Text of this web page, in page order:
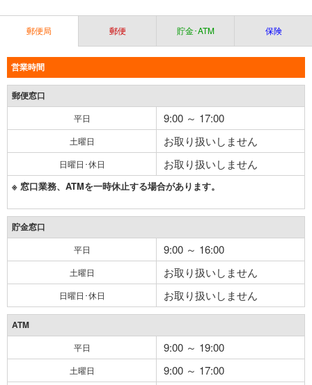
郵便局 郵便 貯金･ATM 保険
営業時間
郵便窓口
平日 9:00 ～ 17:00
土曜日 お取り扱いしません
日曜日･休日 お取り扱いしません
※ 窓口業務、ATMを一時休止する場合があります。
貯金窓口
平日 9:00 ～ 16:00
土曜日 お取り扱いしません
日曜日･休日 お取り扱いしません
ATM
平日 9:00 ～ 19:00
土曜日 9:00 ～ 17:00